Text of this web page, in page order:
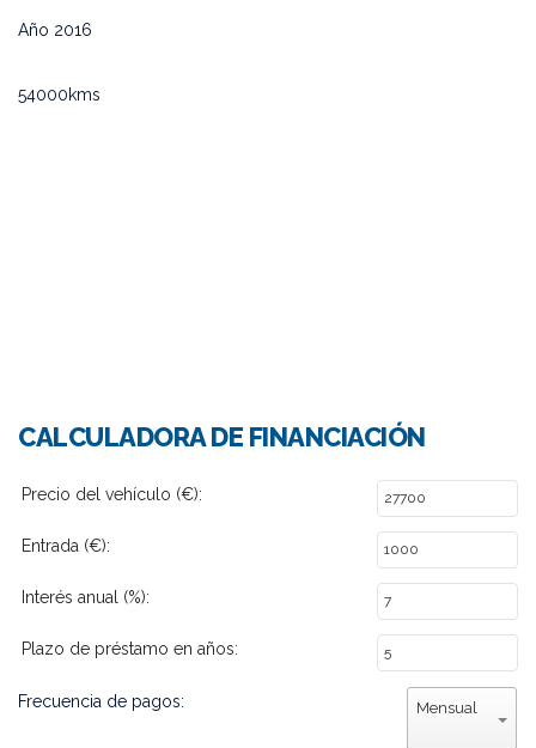
Año 2016
54000kms
CALCULADORA DE FINANCIACIÓN
Precio del vehículo (€):
Entrada (€):
Interés anual (%):
Plazo de préstamo en años:
Frecuencia de pagos: Mensual